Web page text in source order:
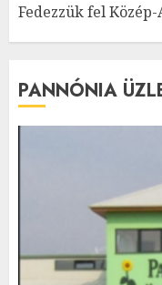
Fedezzük fel Közép-
PANNÓNIA